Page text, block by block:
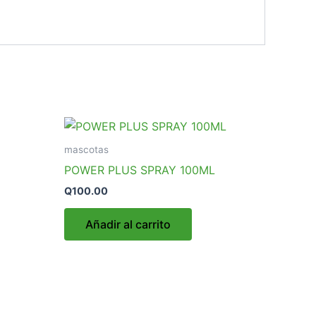
mascotas
POWER PLUS SPRAY 100ML
Q100.00
Añadir al carrito